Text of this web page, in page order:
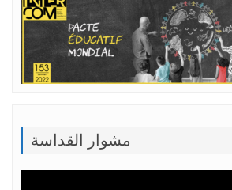
مشوار القداسة